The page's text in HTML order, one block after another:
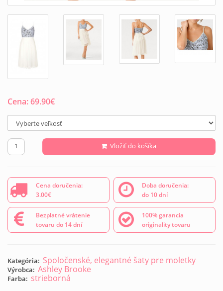
Cena:69.90€
Vložiť do košíka
Cena doručenia:
3.00€
Doba doručenia:
do 10 dní
Bezplatné vrátenie
tovaru do 14 dní
100% garancia
originality tovaru
Kategória: Spoločenské, elegantné šaty pre moletky
Výrobca: Ashley Brooke
Farba: strieborná